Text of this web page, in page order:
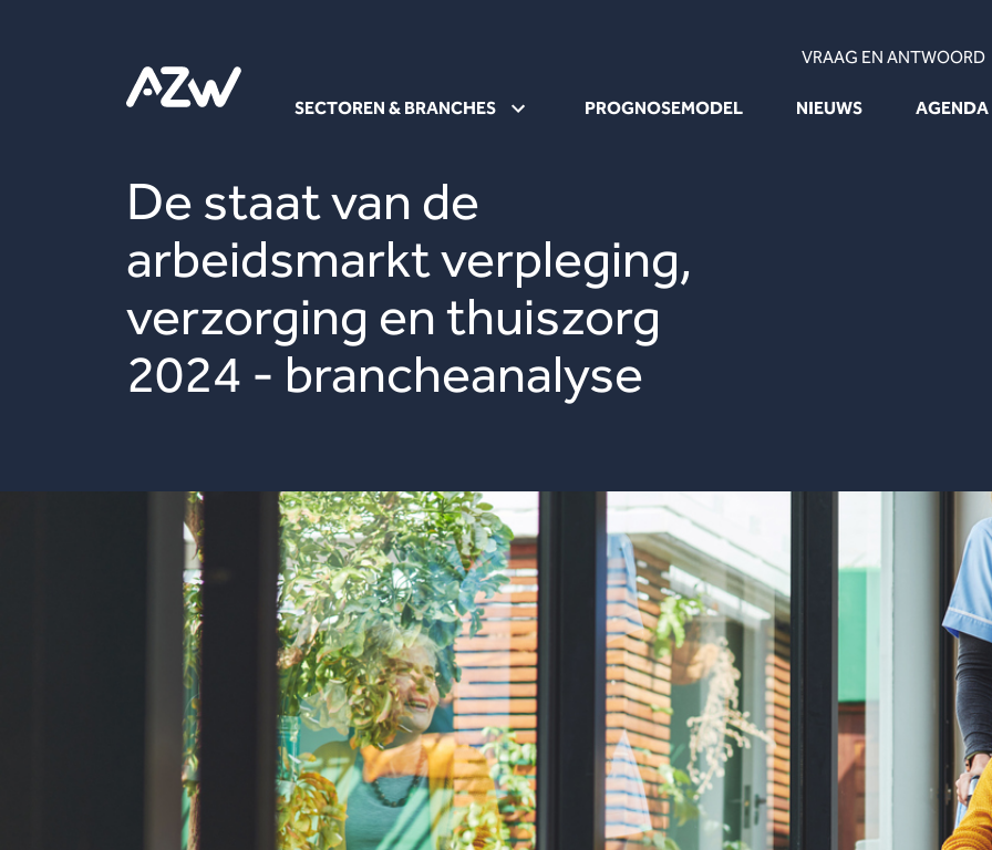
SECTOREN & BRANCHES PROGNOSEMODEL NIEUWS AGENDA
VRAAG EN ANTWOORD
De staat van de
arbeidsmarkt verpleging,
verzorging en thuiszorg
2024 - brancheanalyse